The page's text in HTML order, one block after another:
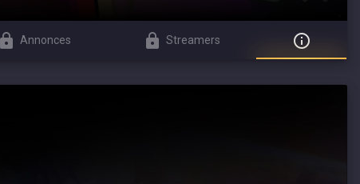
Annonces Streamers